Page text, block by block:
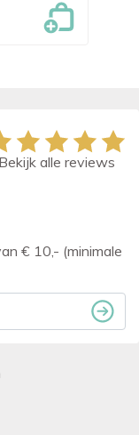
€ 10,- (minimale
Bekijk alle reviews